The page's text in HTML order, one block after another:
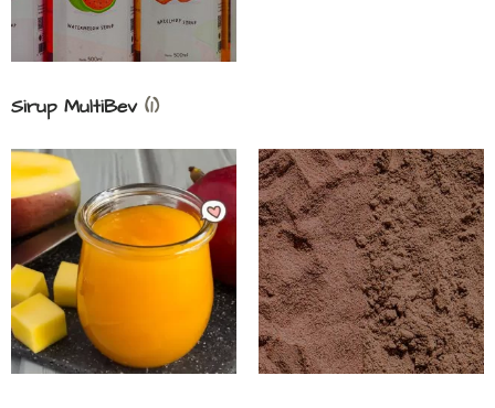
Sirup MultiBev (1)